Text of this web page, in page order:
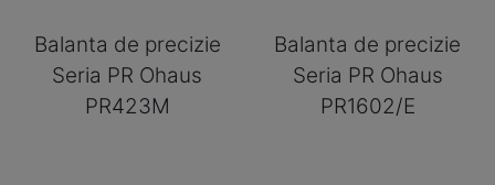
Balanta de precizie
Seria PR Ohaus
PR423M
Balanta de precizie
Seria PR Ohaus
PR1602/E